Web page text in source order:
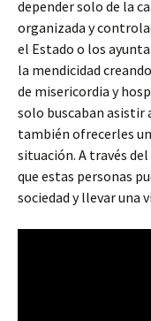
depender solo de la
organizada y
el Estado o los
la mendicidad
de misericordia y
solo buscaban asistir
también ofrecerles
situación. A través
que estas personas
sociedad y llevar una